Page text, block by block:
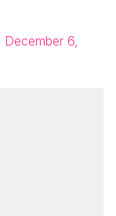
December 6,